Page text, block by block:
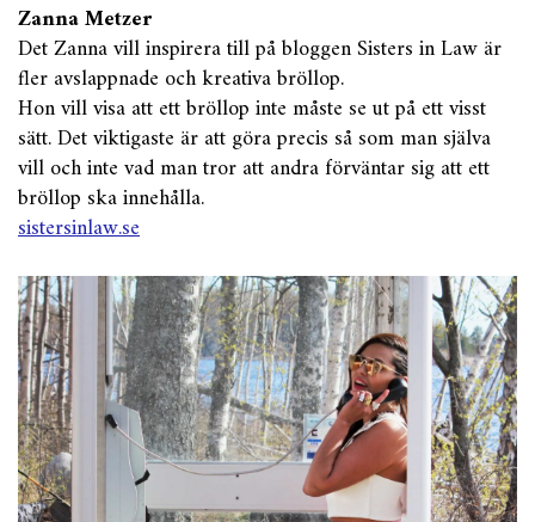
Zanna Metzer
Det Zanna vill inspirera till på bloggen Sisters in Law är
fler avslappnade och kreativa bröllop.
Hon vill visa att ett bröllop inte måste se ut på ett visst
sätt. Det viktigaste är att göra precis så som man själva
vill och inte vad man tror att andra förväntar sig att ett
bröllop ska innehålla.
sistersinlaw.se